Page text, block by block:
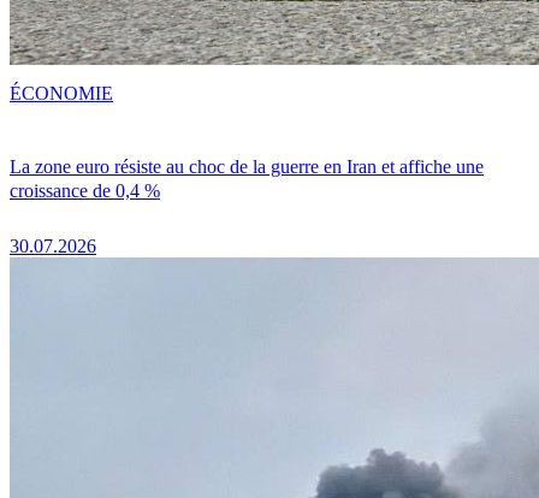
La zone euro résiste au choc de la guerre en Iran et affiche une
croissance de 0,4 %
30.07.2026
ÉCONOMIE